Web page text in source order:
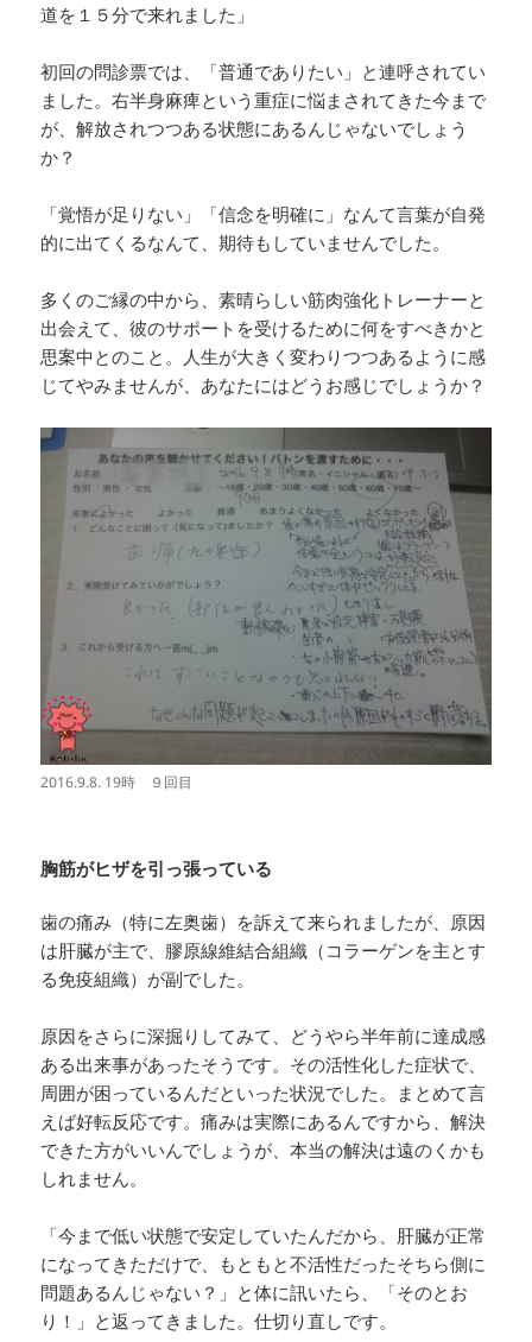
道を１５分で来れました」
初回の問診票では、「普通でありたい」と連呼されてい
ました。右半身麻痺という重症に悩まされてきた今まで
が、解放されつつある状態にあるんじゃないでしょう
か？
「覚悟が足りない」「信念を明確に」なんて言葉が自発
的に出てくるなんて、期待もしていませんでした。
多くのご縁の中から、素晴らしい筋肉強化トレーナーと
出会えて、彼のサポートを受けるために何をすべきかと
思案中とのこと。人生が大きく変わりつつあるように感
じてやみませんが、あなたにはどうお感じでしょうか？
2016.9.8. 19時 ９回目
胸筋がヒザを引っ張っている
歯の痛み（特に左奥歯）を訴えて来られましたが、原因
は肝臓が主で、膠原線維結合組織（コラーゲンを主とす
る免疫組織）が副でした。
原因をさらに深掘りしてみて、どうやら半年前に達成感
ある出来事があったそうです。その活性化した症状で、
周囲が困っているんだといった状況でした。まとめて言
えば好転反応です。痛みは実際にあるんですから、解決
できた方がいいんでしょうが、本当の解決は遠のくかも
しれません。
「今まで低い状態で安定していたんだから、肝臓が正常
になってきただけで、もともと不活性だったそちら側に
問題あるんじゃない？」と体に訊いたら、「そのとお
り！」と返ってきました。仕切り直しです。